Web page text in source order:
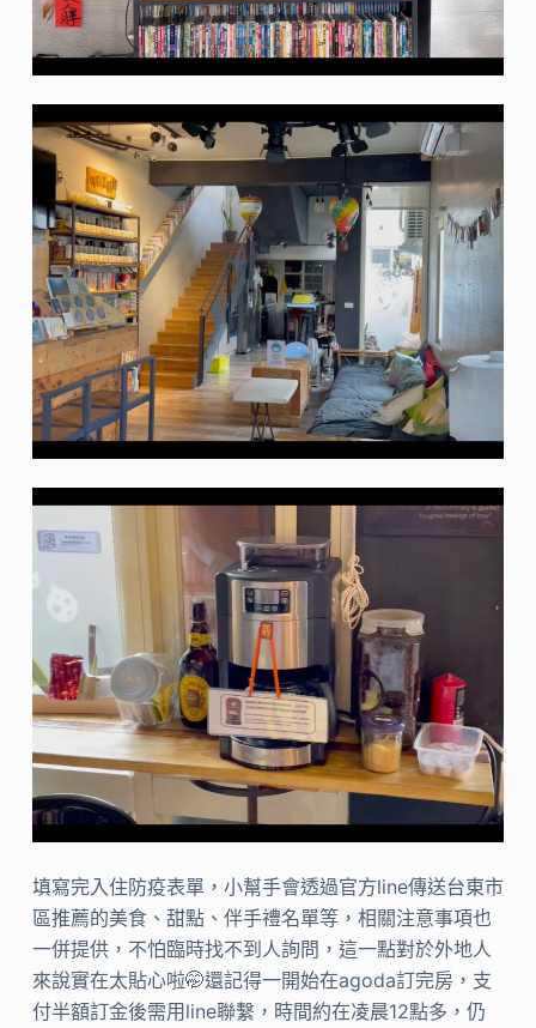
填寫完入住防疫表單，小幫手會透過官方line傳送台東市
區推薦的美食、甜點、伴手禮名單等，相關注意事項也
一併提供，不怕臨時找不到人詢問，這一點對於外地人
來說實在太貼心啦🤭還記得一開始在agoda訂完房，支
付半額訂金後需用line聯繫，時間約在凌晨12點多，仍